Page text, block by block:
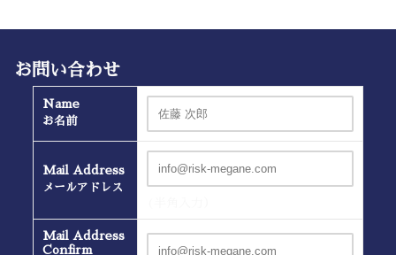
お問い合わせ
Name
お名前
Mail Address
メールアドレス
Mail Address
Confirm